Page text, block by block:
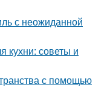
с неожиданной
кухни: советы и
с помощью